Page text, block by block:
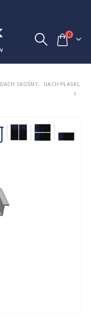
0
DACH SKOŚNY, DACH PŁASKI,